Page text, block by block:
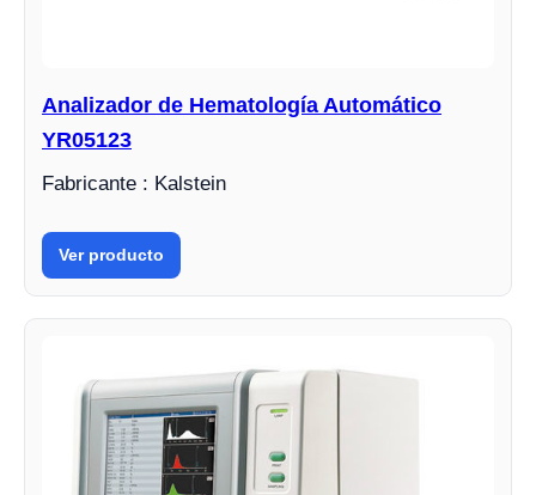
Analizador de Hematología Automático
YR05123
Fabricante : Kalstein
Ver producto